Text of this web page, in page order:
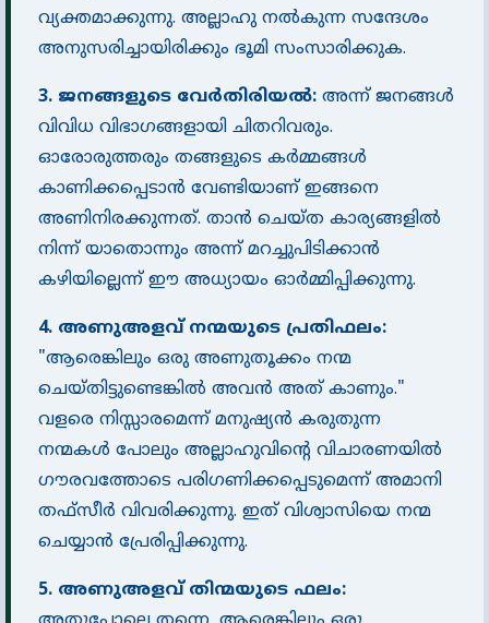
വ്യക്തമാക്കുന്നു. അല്ലാഹു നൽകുന്ന സന്ദേശം
അനുസരിച്ചായിരിക്കും ഭൂമി സംസാരിക്കുക.
3. ജനങ്ങളുടെ വേർതിരിയൽ: അന്ന് ജനങ്ങൾ
വിവിധ വിഭാഗങ്ങളായി ചിതറിവരും.
ഓരോരുത്തരും തങ്ങളുടെ കർമ്മങ്ങൾ
കാണിക്കപ്പെടാൻ വേണ്ടിയാണ് ഇങ്ങനെ
അണിനിരക്കുന്നത്. താൻ ചെയ്ത കാര്യങ്ങളിൽ
നിന്ന് യാതൊന്നും അന്ന് മറച്ചുപിടിക്കാൻ
കഴിയില്ലെന്ന് ഈ അധ്യായം ഓർമ്മിപ്പിക്കുന്നു.
4. അണുഅളവ് നന്മയുടെ പ്രതിഫലം:
"ആരെങ്കിലും ഒരു അണുതൂക്കം നന്മ
ചെയ്തിട്ടുണ്ടെങ്കിൽ അവൻ അത് കാണും."
വളരെ നിസ്സാരമെന്ന് മനുഷ്യൻ കരുതുന്ന
നന്മകൾ പോലും അല്ലാഹുവിൻ്റെ വിചാരണയിൽ
ഗൗരവത്തോടെ പരിഗണിക്കപ്പെടുമെന്ന് അമാനി
തഫ്സീർ വിവരിക്കുന്നു. ഇത് വിശ്വാസിയെ നന്മ
ചെയ്യാൻ പ്രേരിപ്പിക്കുന്നു.
5. അണുഅളവ് തിന്മയുടെ ഫലം: